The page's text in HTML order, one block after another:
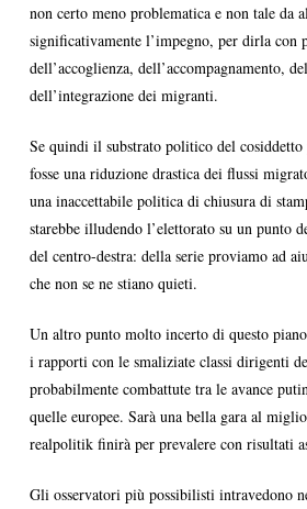
non certo meno problematica e non tale da
significativamente l’impegno, per dirla con
dell’accoglienza, dell’accompagnamento,
dell’integrazione dei migranti.
Se quindi il substrato politico del
fosse una riduzione drastica dei flussi
una inaccettabile politica di chiusura di
starebbe illudendo l’elettorato su un punto
del centro-destra: della serie proviamo ad
che non se ne stiano quieti.
Un altro punto molto incerto di questo
i rapporti con le smaliziate classi dirigenti
probabilmente combattute tra le avance
quelle europee. Sarà una bella gara al
realpolitik finirà per prevalere con risultati
Gli osservatori più possibilisti intravedono